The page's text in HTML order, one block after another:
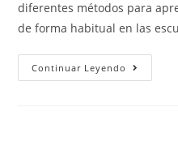
diferentes métodos para
de forma habitual en las
Continuar Leyendo